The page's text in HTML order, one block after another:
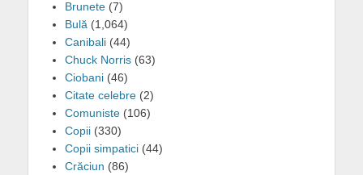
Brunete (7)
Bulă (1,064)
Canibali (44)
Chuck Norris (63)
Ciobani (46)
Citate celebre (2)
Comuniste (106)
Copii (330)
Copii simpatici (44)
Crăciun (86)